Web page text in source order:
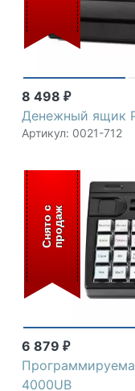
8 498 ₽
Денежный ящик
Артикул: 0021-712
6 879 ₽
4000UB
С
н
я
т
о
с
п
р
о
д
аж